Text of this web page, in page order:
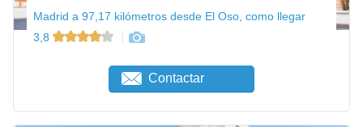
Madrid a 97,17 kilómetros desde El Oso, como llegar
3,8
Contactar